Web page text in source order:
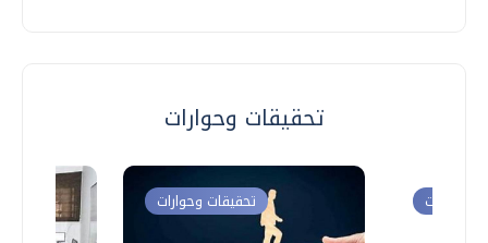
تحقيقات وحوارات
تحقيقات وحوارات وحوارات